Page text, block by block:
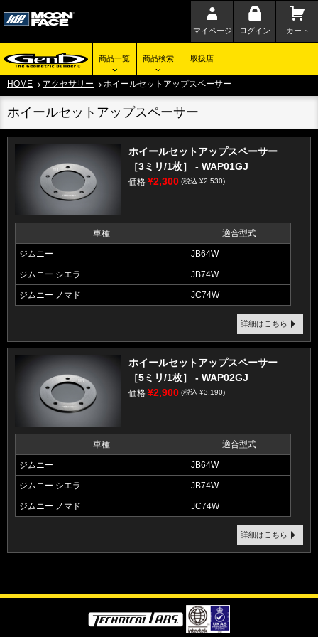
マイページ ログイン カート
商品一覧 商品検索 取扱店
HOME アクセサリー ホイールセットアップスペーサー
ホイールセットアップスペーサー
ホイールセットアップスペーサー
［3ミリ/1枚］ - WAP01GJ
価格 ¥2,300 (税込 ¥2,530)
車種 適合型式
ジムニー JB64W
ジムニー シエラ JB74W
ジムニー ノマド JC74W
詳細はこちら
ホイールセットアップスペーサー
［5ミリ/1枚］ - WAP02GJ
価格 ¥2,900 (税込 ¥3,190)
車種 適合型式
ジムニー JB64W
ジムニー シエラ JB74W
ジムニー ノマド JC74W
詳細はこちら